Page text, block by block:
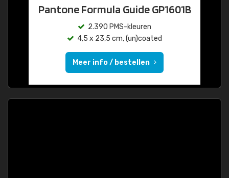
Pantone Formula Guide GP1601B
2.390 PMS-kleuren
4,5 x 23,5 cm, (un)coated
Meer info / bestellen